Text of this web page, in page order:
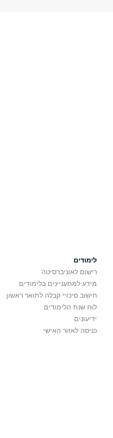
לימודים
רישום לאוניברסיטה
מידע למתעניינים בלימודים
חישוב סיכויי קבלה לתואר ראשון
לוח שנת הלימודים
ידיעונים
כניסה לאזור האישי